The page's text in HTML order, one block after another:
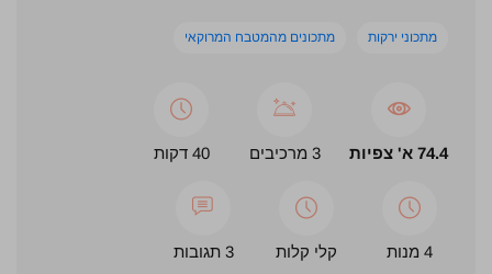
מתכוני ירקות מתכונים מהמטבח המרוקאי
74.4 א' צפיות 3 מרכיבים 40 דקות
4 מנות קלי קלות 3 תגובות